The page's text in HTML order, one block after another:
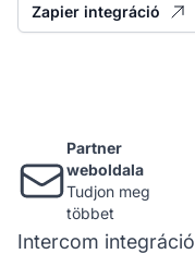
Zapier integráció
Partner
weboldala
Tudjon meg
többet
Intercom integráció